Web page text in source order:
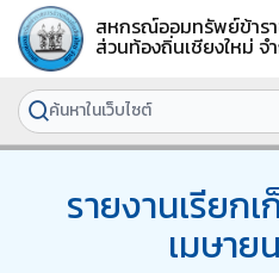
สหกรณ์ออมทรัพย์ข้าร
ส่วนท้องถิ่นเชียงใหม่ จ
รายงานเรียก
เมษาย